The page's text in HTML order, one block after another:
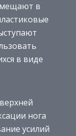
в
в виде
нога
усилий